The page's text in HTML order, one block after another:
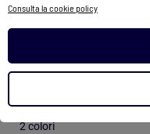
Consulta la cookie policy
2 colori